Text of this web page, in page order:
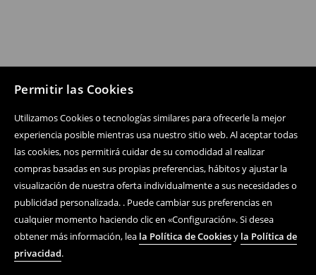
Permitir las Cookies
Utilizamos Cookies o tecnologías similares para ofrecerle la mejor
experiencia posible mientras usa nuestro sitio web. Al aceptar todas
las cookies, nos permitirá cuidar de su comodidad al realizar
compras basadas en sus propias preferencias, hábitos y ajustar la
visualización de nuestra oferta individualmente a sus necesidades o
publicidad personalizada. . Puede cambiar sus preferencias en
cualquier momento haciendo clic en «Configuración». Si desea
obtener más información, lea la Política de Cookiesy la Política de
privacidad.